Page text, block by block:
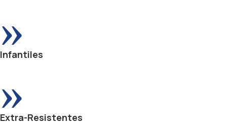
»
Infantiles
»
Extra-Resistentes